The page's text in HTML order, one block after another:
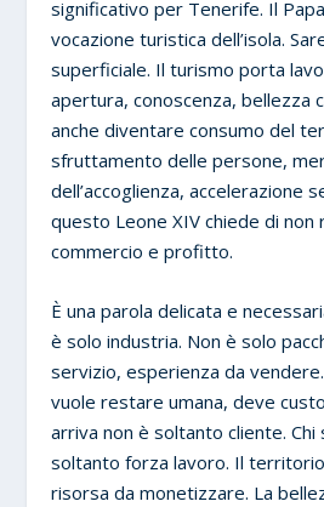
significativo per Tenerife. Il
vocazione turistica dell’isola.
superficiale. Il turismo porta
apertura, conoscenza, bellezza
anche diventare consumo del
sfruttamento delle persone,
dell’accoglienza, accelerazione
questo Leone XIV chiede di
commercio e profitto.
È una parola delicata e
è solo industria. Non è solo
servizio, esperienza da vendere.
vuole restare umana, deve
arriva non è soltanto cliente. Chi
soltanto forza lavoro. Il
risorsa da monetizzare. La